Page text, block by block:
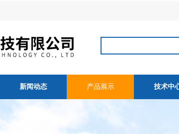
新闻动态 产品展示 技术中